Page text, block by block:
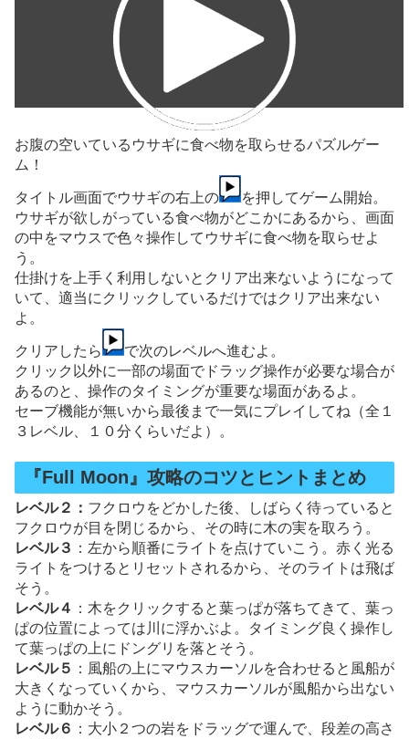
お腹の空いているウサギに食べ物を取らせるパズルゲー
ム！
タイトル画面でウサギの右上の
を押してゲーム開始。
ウサギが欲しがっている食べ物がどこかにあるから、画面
の中をマウスで色々操作してウサギに食べ物を取らせよ
う。
仕掛けを上手く利用しないとクリア出来ないようになって
いて、適当にクリックしているだけではクリア出来ない
よ。
クリアしたら
で次のレベルへ進むよ。
クリック以外に一部の場面でドラッグ操作が必要な場合が
あるのと、操作のタイミングが重要な場面があるよ。
セーブ機能が無いから最後まで一気にプレイしてね（全１
３レベル、１０分くらいだよ）。
『Full Moon』攻略のコツとヒントまとめ
レベル２： フクロウをどかした後、しばらく待っていると
フクロウが目を閉じるから、その時に木の実を取ろう。
レベル３ ：左から順番にライトを点けていこう。赤く光る
ライトをつけるとリセットされるから、そのライトは飛ば
そう。
レベル４ ：木をクリックすると葉っぱが落ちてきて、葉っ
ぱの位置によっては川に浮かぶよ。タイミング良く操作し
て葉っぱの上にドングリを落とそう。
レベル５ ：風船の上にマウスカーソルを合わせると風船が
大きくなっていくから、マウスカーソルが風船から出ない
ように動かそう。
レベル６ ：大小２つの岩をドラッグで運んで、段差の高さ